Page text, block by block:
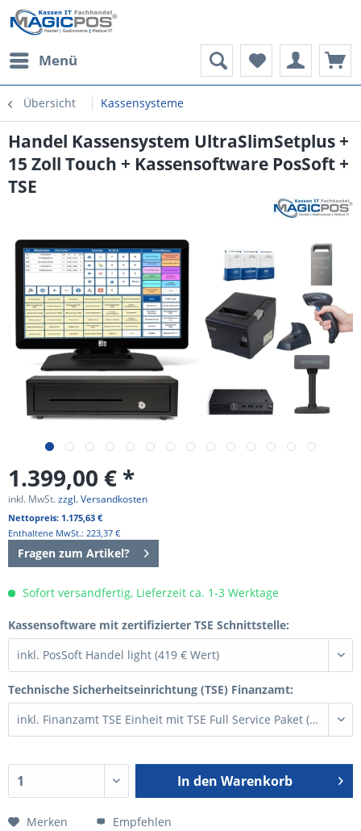
Menü
Übersicht Kassensysteme
Handel Kassensystem UltraSlimSetplus +
15 Zoll Touch + Kassensoftware PosSoft +
TSE
1.399,00 € *
inkl. MwSt.zzgl. Versandkosten
Nettopreis: 1.175,63 €
Enthaltene MwSt.: 223,37 €
Fragen zum Artikel?
Sofort versandfertig, Lieferzeit ca. 1-3 Werktage
Kassensoftware mit zertifizierter TSE Schnittstelle:
Technische Sicherheitseinrichtung (TSE) Finanzamt:
In den Warenkorb
Merken Empfehlen